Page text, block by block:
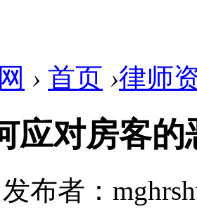
› 首页 ›律师
应对房客
发布者：